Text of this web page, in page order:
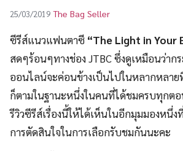
25/03/2019 The Bag Seller
ซีรีส์แนวแฟนตาซี “The Light in Your
สดๆร้อนๆทางช่อง JTBC ซึ่งดูเหมือนว่า
ออนไลน์จะค่อนข้างเป็นไปในหลากหลาย
ก็ตามในฐานะหนึ่งในคนที่ได้ชมครบทุกต
รีวิวซีรีส์เรื่องนี้ให้ได้เห็นในอีกมุมมองหนึ่
การตัดสินใจในการเลือกรับชมกันนะคะ